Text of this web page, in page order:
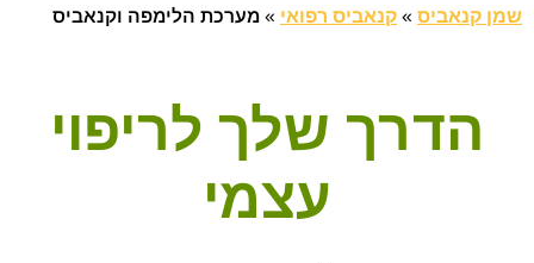
שמן קנאביס » קנאביס רפואי » מערכת הלימפה וקנאביס
הדרך שלך לריפוי
עצמי